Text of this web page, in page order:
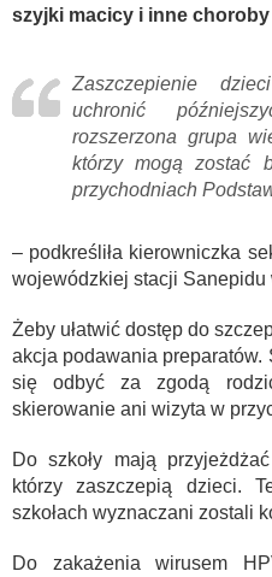
szyjki macicy i inne
Zaszczepienie
uchronić
rozszerzona grupa
którzy mogą zostać
przychodniach
– podkreśliła kierowniczka
wojewódzkiej stacji Sanepidu
Żeby ułatwić dostęp do
akcja podawania preparatów.
się odbyć za zgodą
skierowanie ani wizyta w
Do szkoły mają
którzy zaszczepią dzieci.
szkołach wyznaczani zostali
Do zakażenia wirusem